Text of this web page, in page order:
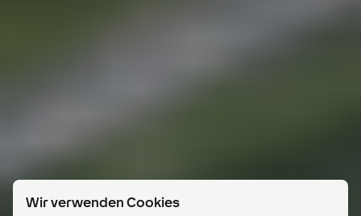
Wir verwenden Cookies